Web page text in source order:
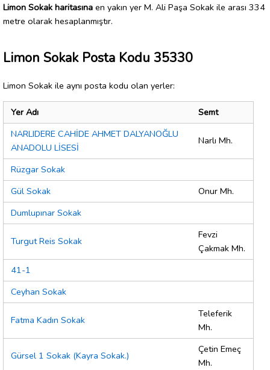
Limon Sokak haritasına en yakın yer M. Ali Paşa Sokak ile arası 334
metre olarak hesaplanmıştır.
Limon Sokak Posta Kodu 35330
Limon Sokak ile aynı posta kodu olan yerler:
Yer Adı
Semt
NARLIDERE CAHİDE AHMET DALYANOĞLU
ANADOLU LİSESİ
Narlı Mh.
Rüzgar Sokak
Gül Sokak
Onur Mh.
Dumlupınar Sokak
Turgut Reis Sokak
Fevzi
Çakmak Mh.
41-1
Ceyhan Sokak
Fatma Kadın Sokak
Teleferik
Mh.
Gürsel 1 Sokak (Kayra Sokak.)
Çetin Emeç
Mh.